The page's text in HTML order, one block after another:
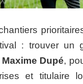
: trouver un
Maxime Dupé,
et titulaire